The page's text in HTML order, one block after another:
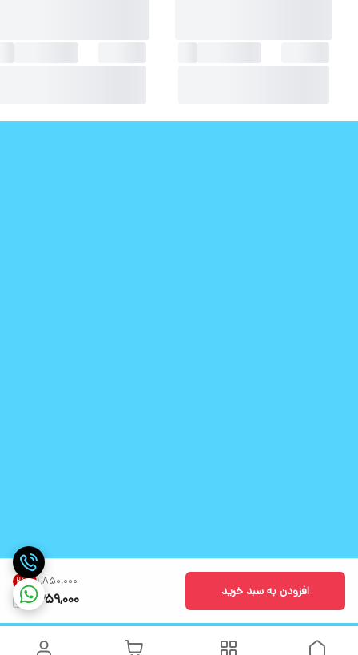
۱٬۸۵۰٬۰۰۰ 26%
1,359,000 افزودن به سبد خرید